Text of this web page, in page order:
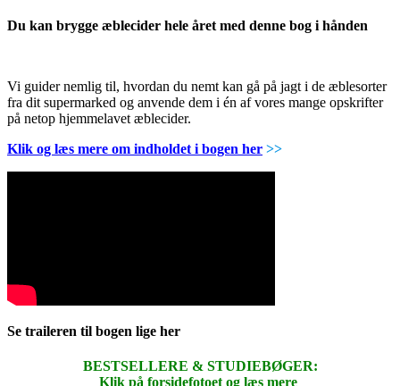
Du kan brygge æblecider hele året med denne bog i hånden
Vi guider nemlig til, hvordan du nemt kan gå på jagt i de æblesorter
fra dit supermarked og anvende dem i én af vores mange opskrifter
på netop hjemmelavet æblecider.
Klik og læs mere om indholdet i bogen her >>
Se traileren til bogen lige her
BESTSELLERE & STUDIEBØGER:
Klik på forsidefotoet og læs mere